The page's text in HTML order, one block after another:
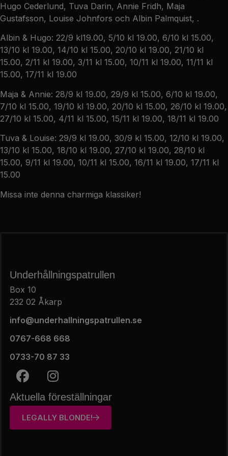
Hugo Cederlund, Tuva Darin, Annie Fridh, Maja
Gustafsson, Louise Johnfors och Albin Palmquist, .
Albin & Hugo: 22/9 kl19.00, 5/10 kl 19.00, 6/10 kl 15.00,
13/10 kl 19.00, 14/10 kl 15.00, 20/10 kl 19.00, 21/10 kl
15.00, 2/11 kl 19.00, 3/11 kl 15.00, 10/11 kl 19.00, 11/11 kl
15.00, 17/11 kl 19.00
Maja & Annie: 28/9 kl 19.00, 29/9 kl 15.00, 6/10 kl 19.00,
7/10 kl 15.00, 19/10 kl 19.00, 20/10 kl 15.00, 26/10 kl 19.00,
27/10 kl 15.00, 4/11 kl 15.00, 15/11 kl 19.00, 18/11 kl 19.00
Tuva & Louise: 29/9 kl 19.00, 30/9 kl 15.00, 12/10 kl 19.00,
13/10 kl 15.00, 18/10 kl 19.00, 27/10 kl 19.00, 28/10 kl
15.00, 9/11 kl 19.00, 10/11 kl 15.00, 16/11 kl 19.00, 17/11 kl
15.00
Missa inte denna charmiga klassiker!
Underhållnings­patrullen
Box 10
232 02 Åkarp
info@underhallningspatrullen.se
0767-668 668
0733-70 87 33
Aktuella föreställningar
LEGALLY BLONDE!